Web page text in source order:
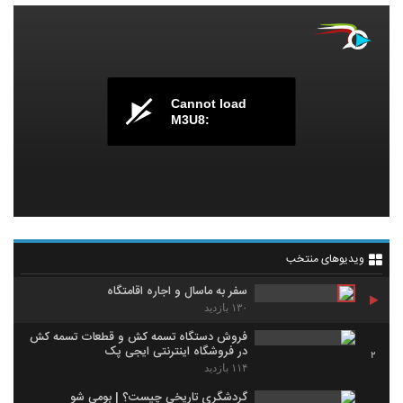
Cannot load
M3U8:
ویدیوهای منتخب
سفر به ماسال و اجاره اقامتگاه
۱۳۰ بازدید
2
فروش دستگاه تسمه کش و قطعات تسمه کش
در فروشگاه اینترنتی ایجی پک
۱۱۴ بازدید
گردشگری تاریخی چیست؟ | بومی شو